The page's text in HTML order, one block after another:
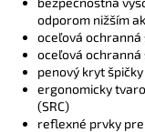
odporom nižším
oceľová
oceľová
penový kryt
ergonomicky
(SRC)
reflexné prvky